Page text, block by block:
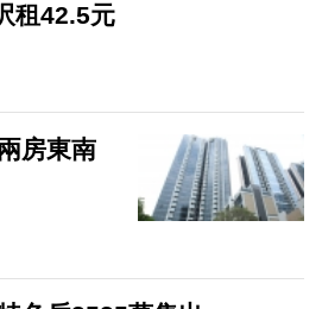
租42.5元
房東南